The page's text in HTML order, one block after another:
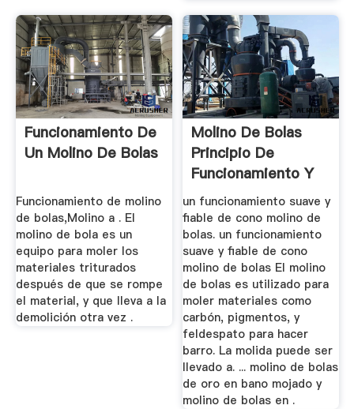
Funcionamiento De
Un Molino De Bolas
Funcionamiento de molino
de bolas,Molino a . El
molino de bola es un
equipo para moler los
materiales triturados
después de que se rompe
el material, y que lleva a la
demolición otra vez .
Molino De Bolas
Principio De
Funcionamiento Y
Molida ...
un funcionamiento suave y
fiable de cono molino de
bolas. un funcionamiento
suave y fiable de cono
molino de bolas El molino
de bolas es utilizado para
moler materiales como
carbón, pigmentos, y
feldespato para hacer
barro. La molida puede ser
llevado a. ... molino de bolas
de oro en bano mojado y
molino de bolas en .